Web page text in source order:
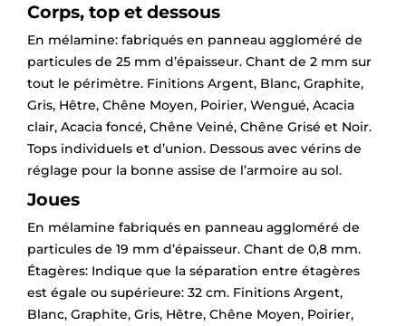
Corps, top et dessous
En mélamine: fabriqués en panneau aggloméré de
particules de 25 mm d’épaisseur. Chant de 2 mm sur
tout le périmètre. Finitions Argent, Blanc, Graphite,
Gris, Hêtre, Chêne Moyen, Poirier, Wengué, Acacia
clair, Acacia foncé, Chêne Veiné, Chêne Grisé et Noir.
Tops individuels et d’union. Dessous avec vérins de
réglage pour la bonne assise de l’armoire au sol.
Joues
En mélamine fabriqués en panneau aggloméré de
particules de 19 mm d’épaisseur. Chant de 0,8 mm.
Étagères: Indique que la séparation entre étagères
est égale ou supérieure: 32 cm. Finitions Argent,
Blanc, Graphite, Gris, Hêtre, Chêne Moyen, Poirier,